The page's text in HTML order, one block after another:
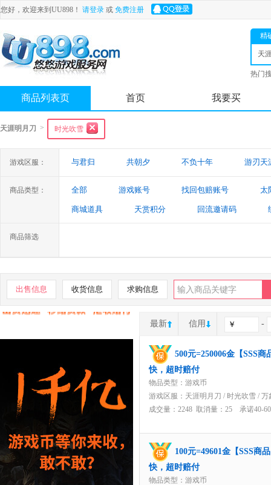
您好，欢迎来到UU898！ 请登录 或 免费注册
精
天
热门
商品列表页 首页 我要买
天涯明月刀 > 时光吹雪
游戏区服： 与君归 共朝夕 不负十年 游刃天
商品类型： 全部 游戏账号 找回包赔账号 太
商城道具 天赏积分 回流邀请码
商品筛选
出售信息 收货信息 求购信息
最新 信用 -
500元=250006金【SSS
快，超时赔付
物品类型：游戏币
游戏区服： 天涯明月刀 / 时光吹雪 / 万
成交量：2248 取消量：25 承诺40-
100元=49601金【SSS商
快，超时赔付
物品类型：游戏币